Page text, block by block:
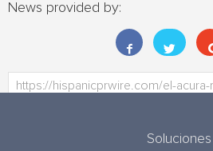
News provided by:
Soluciones